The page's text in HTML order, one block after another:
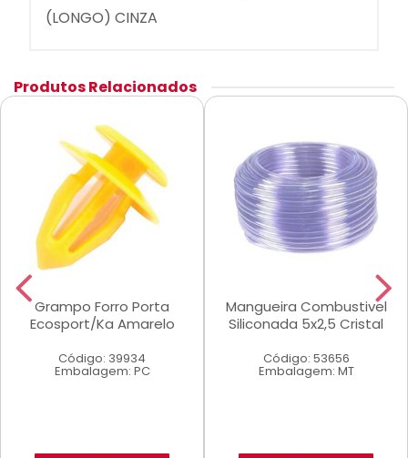
(LONGO) CINZA
Produtos Relacionados
Grampo Forro Porta
Ecosport/Ka Amarelo
Código: 39934
Embalagem: PC
Mangueira Combustivel
Siliconada 5x2,5 Cristal
Código: 53656
Embalagem: MT